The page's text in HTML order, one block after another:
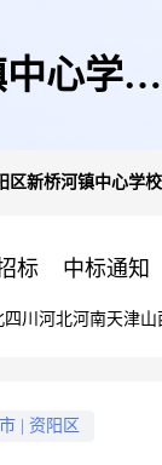
心学校
区新桥河镇中心学
标 中标通知
四川 河北河南天津山
资阳区